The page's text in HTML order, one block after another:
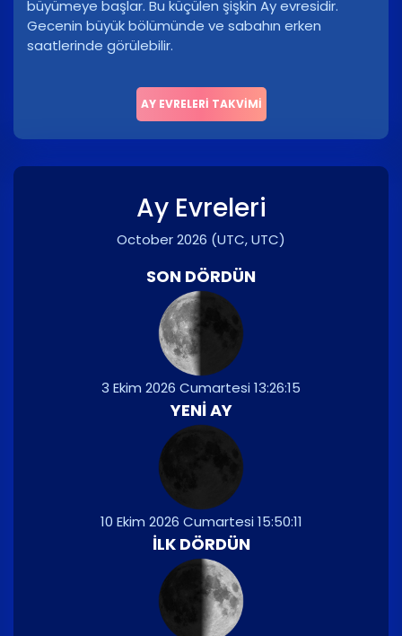
büyümeye başlar. Bu küçülen şişkin Ay evresidir.
Gecenin büyük bölümünde ve sabahın erken
saatlerinde görülebilir.
AY EVRELERI TAKVIMI
Ay Evreleri
October 2026 (UTC, UTC)
SON DÖRDÜN
3 Ekim 2026 Cumartesi 13:26:15
YENI AY
10 Ekim 2026 Cumartesi 15:50:11
İLK DÖRDÜN